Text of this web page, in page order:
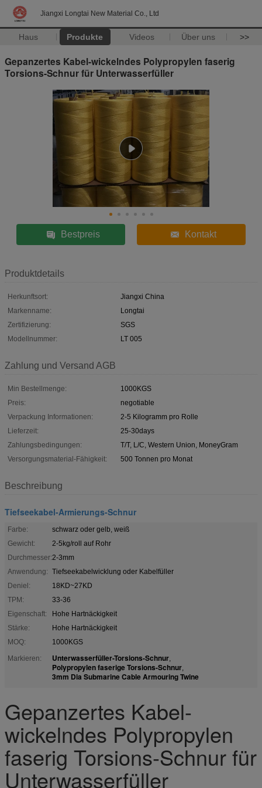
Jiangxi Longtai New Material Co., Ltd
Haus Produkte Videos Über uns >>
Gepanzertes Kabel-wickelndes Polypropylen faserig
Torsions-Schnur für Unterwasserfüller
Bestpreis Kontakt
Produktdetails
Herkunftsort:
Jiangxi China
Markenname:
Longtai
Zertifizierung:
SGS
Modellnummer:
LT 005
Zahlung und Versand AGB
Min Bestellmenge:
1000KGS
Preis:
negotiable
Verpackung Informationen:
2-5 Kilogramm pro Rolle
Lieferzeit:
25-30days
Zahlungsbedingungen:
T/T, L/C, Western Union, MoneyGram
Versorgungsmaterial-Fähigkeit:
500 Tonnen pro Monat
Beschreibung
Tiefseekabel-Armierungs-Schnur
Farbe:
schwarz oder gelb, weiß
Gewicht:
2-5kg/roll auf Rohr
Durchmesser:2-3mm
Anwendung: Tiefseekabelwicklung oder Kabelfüller
Deniel:
18KD~27KD
TPM:
33-36
Eigenschaft:
Hohe Hartnäckigkeit
Stärke:
Hohe Hartnäckigkeit
MOQ:
1000KGS
Markieren:
Unterwasserfüller-Torsions-Schnur,
Polypropylen faserige Torsions-Schnur,
3mm Dia Submarine Cable Armouring Twine
Gepanzertes Kabel-
wickelndes Polypropylen
faserig Torsions-Schnur für
Unterwasserfüller